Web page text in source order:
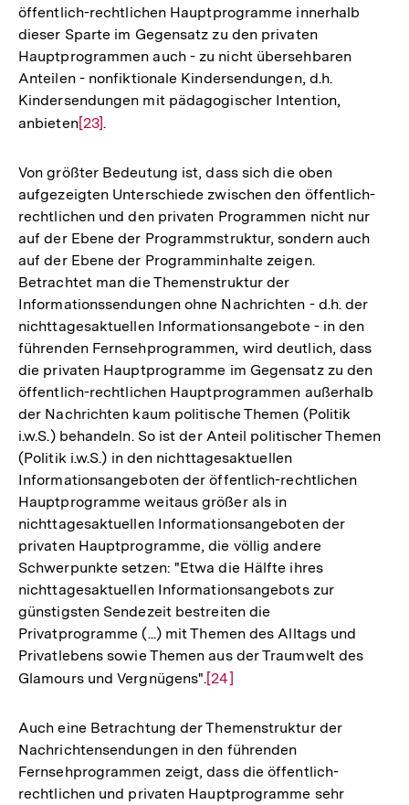
Auflösung
der
Fußnote
öffentlich-rechtlichen Hauptprogramme innerhalb
dieser Sparte im Gegensatz zu den privaten
Hauptprogrammen auch - zu nicht übersehbaren
Anteilen - nonfiktionale Kindersendungen, d.h.
Kindersendungen mit pädagogischer Intention,
anbietenZur
der
Fußnote
[23].
Von größter Bedeutung ist, dass sich die oben
aufgezeigten Unterschiede zwischen den öffentlich-
rechtlichen und den privaten Programmen nicht nur
auf der Ebene der Programmstruktur, sondern auch
auf der Ebene der Programminhalte zeigen.
Betrachtet man die Themenstruktur der
Informationssendungen ohne Nachrichten - d.h. der
nichttagesaktuellen Informationsangebote - in den
führenden Fernsehprogrammen, wird deutlich, dass
die privaten Hauptprogramme im Gegensatz zu den
öffentlich-rechtlichen Hauptprogrammen außerhalb
der Nachrichten kaum politische Themen (Politik
i.w.S.) behandeln. So ist der Anteil politischer Themen
(Politik i.w.S.) in den nichttagesaktuellen
Informationsangeboten der öffentlich-rechtlichen
Hauptprogramme weitaus größer als in
nichttagesaktuellen Informationsangeboten der
privaten Hauptprogramme, die völlig andere
Schwerpunkte setzen: "Etwa die Hälfte ihres
nichttagesaktuellen Informationsangebots zur
günstigsten Sendezeit bestreiten die
Privatprogramme (...) mit Themen des Alltags und
Privatlebens sowie Themen aus der Traumwelt des
Glamours und Vergnügens".Zur
der
Fußnote
[24]
Auch eine Betrachtung der Themenstruktur der
Nachrichtensendungen in den führenden
Fernsehprogrammen zeigt, dass die öffentlich-
rechtlichen und privaten Hauptprogramme sehr